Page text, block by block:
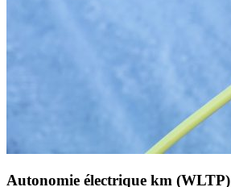
Autonomie électrique km (WLTP)